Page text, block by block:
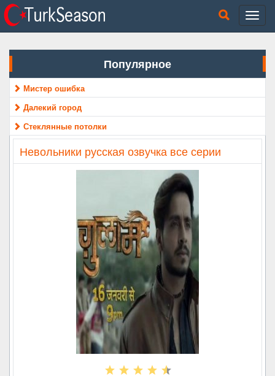
Популярное
Мистер ошибка
Далекий город
Стеклянные потолки
Невольники русская озвучка все серии